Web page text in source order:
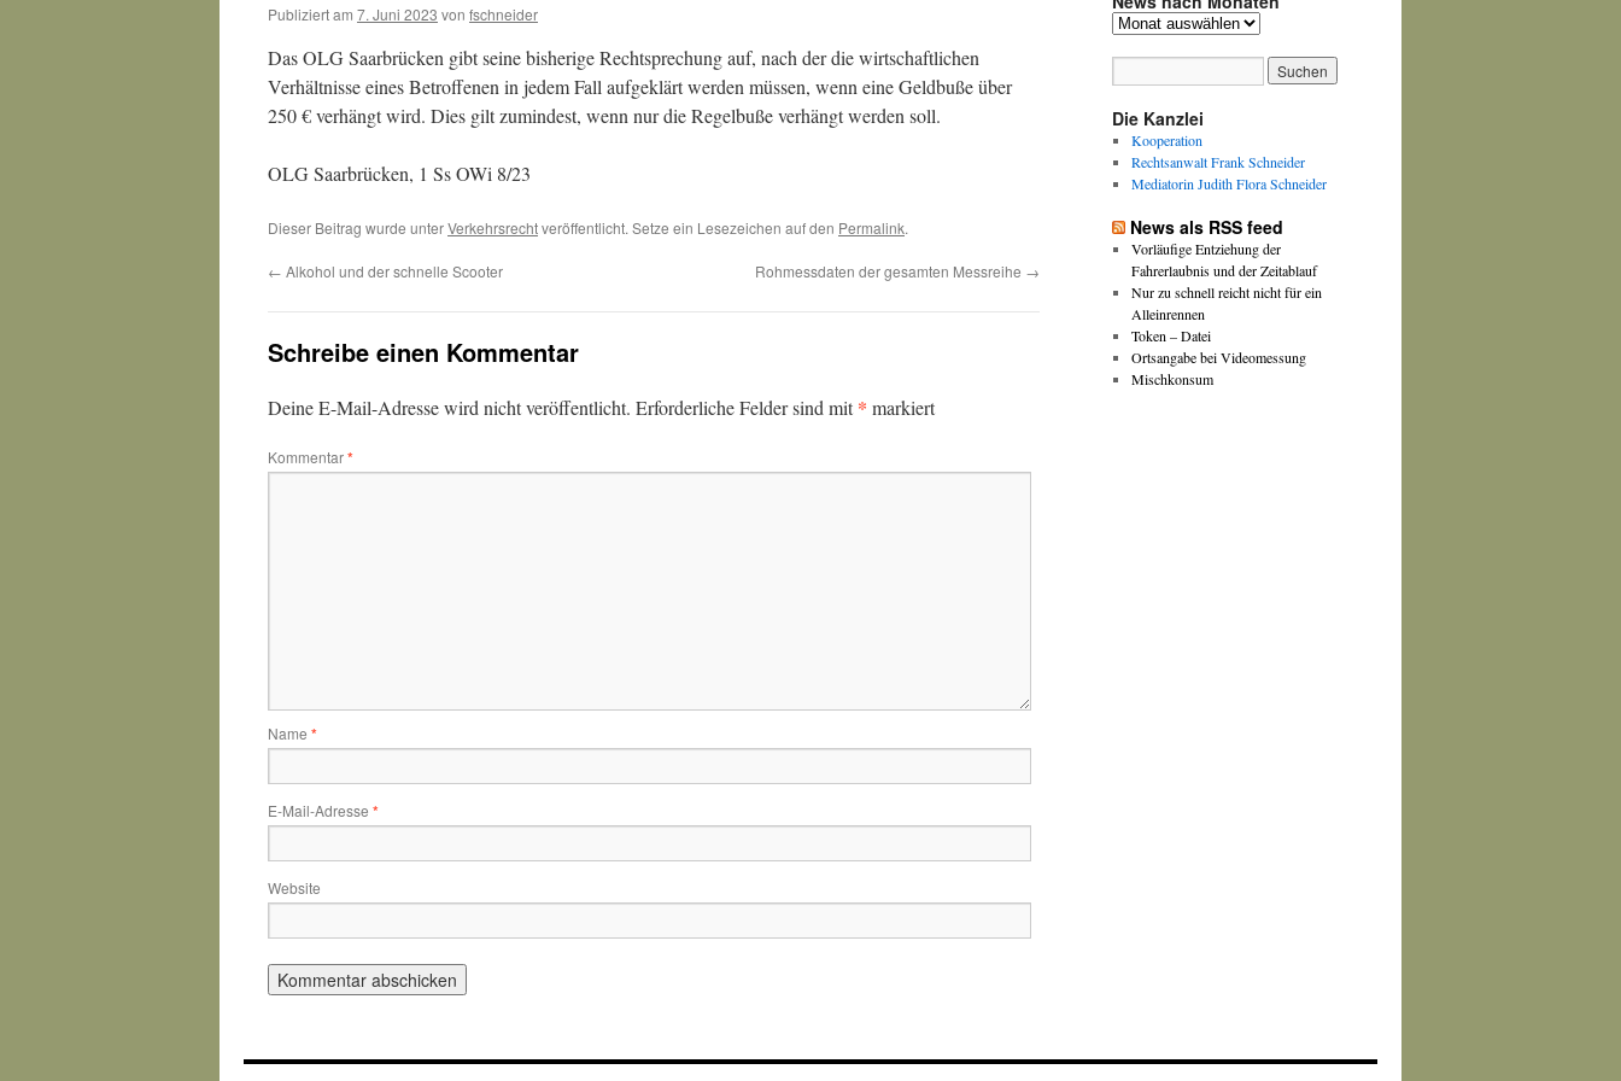
Publiziert am 7. Juni 2023 von fschneider
Das OLG Saarbrücken gibt seine bisherige Rechtsprechung auf, nach der die wirtschaftlichen
Verhältnisse eines Betroffenen in jedem Fall aufgeklärt werden müssen, wenn eine Geldbuße über
250 € verhängt wird. Dies gilt zumindest, wenn nur die Regelbuße verhängt werden soll.
OLG Saarbrücken, 1 Ss OWi 8/23
Dieser Beitrag wurde unterVerkehrsrechtveröffentlicht. Setze ein Lesezeichen auf den Permalink.
← Alkohol und der schnelle Scooter Rohmessdaten der gesamten Messreihe →
Schreibe einen Kommentar
Deine E-Mail-Adresse wird nicht veröffentlicht. Erforderliche Felder sind mit* markiert
Kommentar*
Name *
E-Mail-Adresse *
Website
News
Die Kanzlei
Kooperation
Rechtsanwalt Frank Schneider
Mediatorin Judith Flora Schneider
News als RSS feed
Vorläufige Entziehung der
Fahrerlaubnis und der Zeitablauf
Nur zu schnell reicht nicht für ein
Alleinrennen
Token – Datei
Ortsangabe bei Videomessung
Mischkonsum